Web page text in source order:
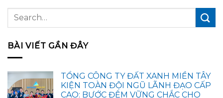
BÀI VIẾT GẦN ĐÂY
TỔNG CÔNG TY ĐẤT XANH MIỀN TÂY
KIỆN TOÀN ĐỘI NGŨ LÃNH ĐẠO CẤP
CAO: BƯỚC ĐỆM VỮNG CHẮC CHO